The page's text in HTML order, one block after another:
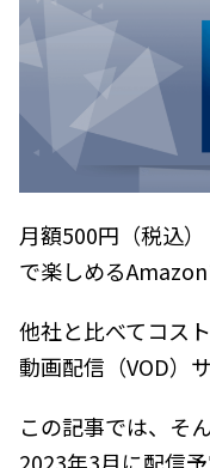
月額500円（税込）
で楽しめるAmazon
他社と比べてコス
動画配信（VOD）
この記事では、そ